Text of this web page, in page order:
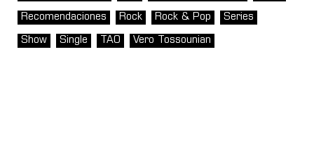
Recomendaciones Rock Rock & Pop Series
Show Single TAO Vero Tossounian